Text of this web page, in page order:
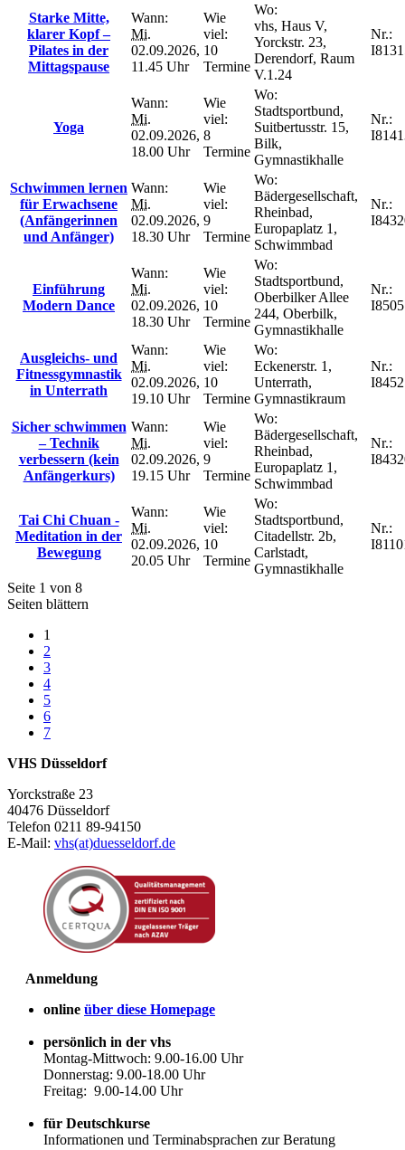
Starke Mitte,
klarer Kopf –
Pilates in der
Mittagspause
Wann:
Mi.
02.09.2026,
11.45 Uhr
Wie
viel:
10
Termine
Wo:
vhs, Haus V,
Yorckstr. 23,
Derendorf, Raum
V.1.24
Nr.:
Yoga
Wann:
Mi.
02.09.2026,
18.00 Uhr
Wie
viel:
8
Termine
Wo:
Stadtsportbund,
Suitbertusstr. 15,
Bilk,
Gymnastikhalle
Nr.:
Schwimmen lernen
für Erwachsene
(Anfängerinnen
und Anfänger)
Wann:
Mi.
02.09.2026,
18.30 Uhr
Wie
viel:
9
Termine
Wo:
Bädergesellschaft,
Rheinbad,
Europaplatz 1,
Schwimmbad
Nr.:
Einführung
Modern Dance
Wann:
Mi.
02.09.2026,
18.30 Uhr
Wie
viel:
10
Termine
Wo:
Stadtsportbund,
Oberbilker Allee
244, Oberbilk,
Gymnastikhalle
Nr.:
Ausgleichs- und
Fitnessgymnastik
in Unterrath
Wann:
Mi.
02.09.2026,
19.10 Uhr
Wie
viel:
10
Termine
Wo:
Eckenerstr. 1,
Unterrath,
Gymnastikraum
Nr.:
Sicher schwimmen
– Technik
verbessern (kein
Anfängerkurs)
Wann:
Mi.
02.09.2026,
19.15 Uhr
Wie
viel:
9
Termine
Wo:
Bädergesellschaft,
Rheinbad,
Europaplatz 1,
Schwimmbad
Nr.:
Tai Chi Chuan -
Meditation in der
Bewegung
Wann:
Mi.
02.09.2026,
20.05 Uhr
Wie
viel:
10
Termine
Wo:
Stadtsportbund,
Citadellstr. 2b,
Carlstadt,
Gymnastikhalle
Nr.:
Seite 1 von 8
Seiten blättern
1
2
3
4
5
6
7
VHS Düsseldorf
Yorckstraße 23
40476 Düsseldorf
Telefon 0211 89-94150
E-Mail: vhs(at)duesseldorf.de
Anmeldung
online über diese Homepage
persönlich in der vhs
Montag-Mittwoch: 9.00-16.00 Uhr
Donnerstag: 9.00-18.00 Uhr
Freitag: 9.00-14.00 Uhr
für Deutschkurse
Informationen und Terminabsprachen zur Beratung